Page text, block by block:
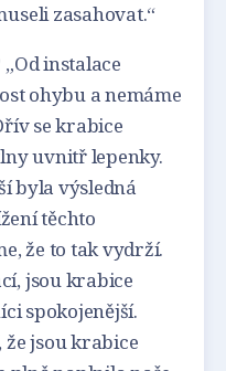
zasahovat.“
instalace
ohybu a nemáme
se krabice
uvnitř lepenky.
byla výsledná
těchto
že to tak vydrží.
jsou krabice
spokojenější.
jsou krabice